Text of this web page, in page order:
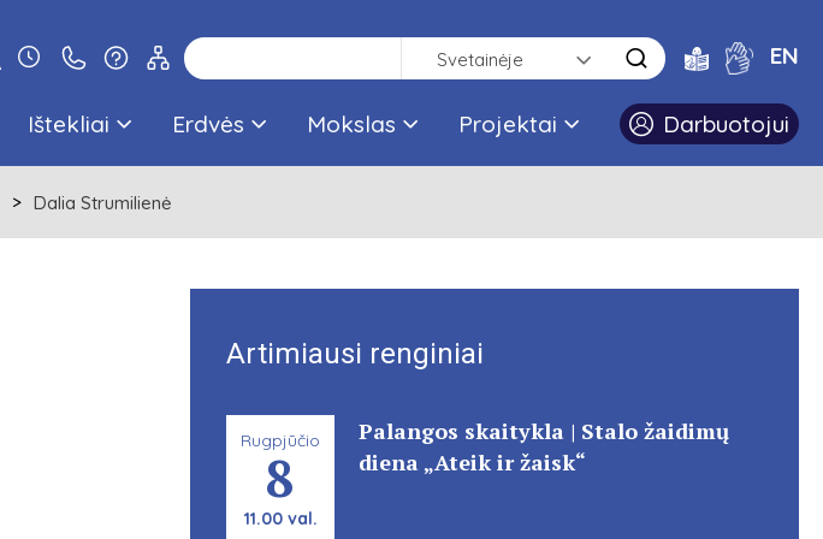
Svetainėje EN
Ištekliai Erdvės Mokslas Projektai Darbuotojui
Dalia Strumilienė
Artimiausi renginiai
Rugpjūčio
8
11.00 val.
Palangos skaitykla | Stalo žaidimų
diena „Ateik ir žaisk“